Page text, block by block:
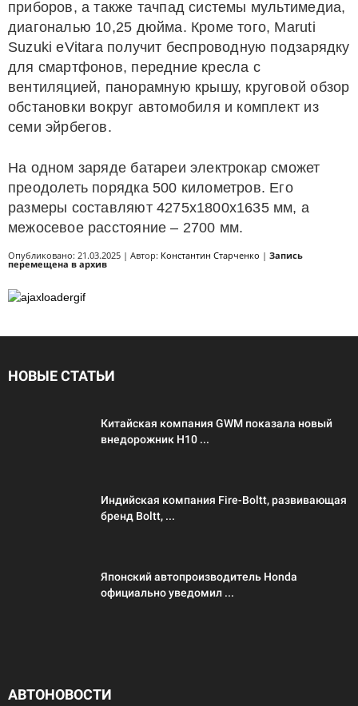
приборов, а также тачпад системы мультимедиа,
диагональю 10,25 дюйма. Кроме того, Maruti
Suzuki eVitara получит беспроводную подзарядку
для смартфонов, передние кресла с
вентиляцией, панорамную крышу, круговой обзор
обстановки вокруг автомобиля и комплект из
семи эйрбегов.
На одном заряде батареи электрокар сможет
преодолеть порядка 500 километров. Его
размеры составляют 4275х1800х1635 мм, а
межосевое расстояние – 2700 мм.
Опубликовано: 21.03.2025 | Автор: Константин Старченко | Запись
перемещена в архив
НОВЫЕ СТАТЬИ
Китайская компания GWM показала новый
внедорожник H10 ...
Индийская компания Fire-Boltt, развивающая
бренд Boltt, ...
Японский автопроизводитель Honda
официально уведомил ...
АВТОНОВОСТИ